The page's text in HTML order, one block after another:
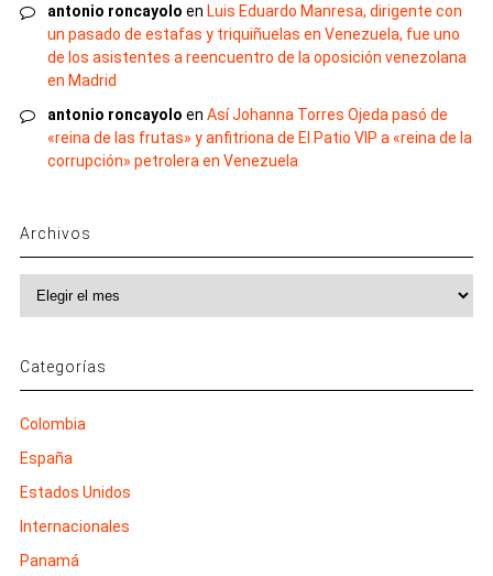
antonio roncayolo en Luis Eduardo Manresa, dirigente con
un pasado de estafas y triquiñuelas en Venezuela, fue uno
de los asistentes a reencuentro de la oposición venezolana
en Madrid
antonio roncayolo en Así Johanna Torres Ojeda pasó de
«reina de las frutas» y anfitriona de El Patio VIP a «reina de la
corrupción» petrolera en Venezuela
Archivos
Categorías
Colombia
España
Estados Unidos
Internacionales
Panamá